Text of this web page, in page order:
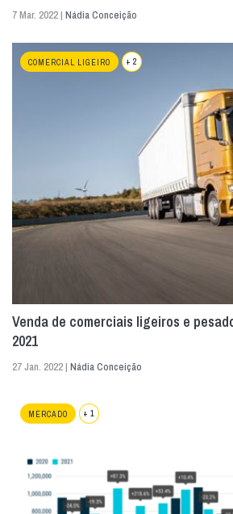
7 Mar. 2022 | Nádia Conceição
COMERCIAL LIGEIRO + 2
Venda de comerciais ligeiros e
2021
27 Jan. 2022 | Nádia Conceição
MERCADO + 1